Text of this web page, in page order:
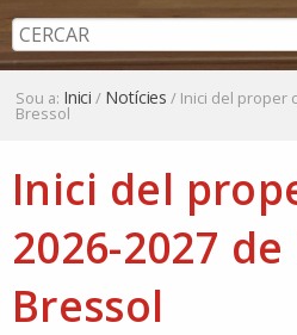
Sou a: Inici / Notícies / Inici del proper
Bressol
Inici del
2026-2027 de
Bressol